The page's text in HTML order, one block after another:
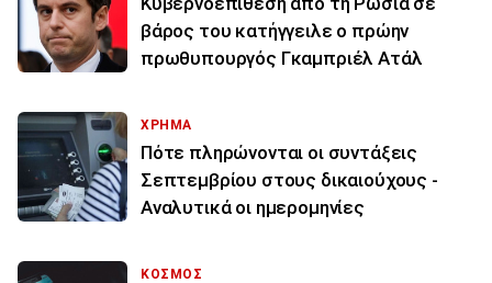
βάρος του κατήγγειλε ο πρώην
πρωθυπουργός Γκαμπριέλ Ατάλ
ΧΡΗΜΑ
Πότε πληρώνονται οι συντάξεις
Σεπτεμβρίου στους δικαιούχους -
Αναλυτικά οι ημερομηνίες
ΚΟΣΜΟΣ